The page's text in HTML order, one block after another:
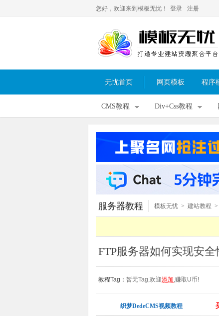
您好，欢迎来到模板无忧！ 登录 注册
无忧首页 网页模板 程序
CMS教程 Div+Css教程
服务器教程 模板无忧 > 建站教程 >
FTP服务器如何实现安
教程Tag： 暂无Tag,欢迎添加,赚取U币!
织梦DedeCMS视频教程